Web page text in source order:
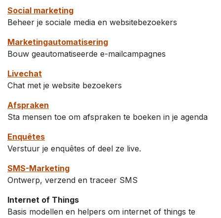
Social marketing
Beheer je sociale media en websitebezoekers
Marketingautomatisering
Bouw geautomatiseerde e-mailcampagnes
Livechat
Chat met je website bezoekers
Afspraken
Sta mensen toe om afspraken te boeken in je agenda
Enquêtes
Verstuur je enquêtes of deel ze live.
SMS-Marketing
Ontwerp, verzend en traceer SMS
Internet of Things
Basis modellen en helpers om internet of things te